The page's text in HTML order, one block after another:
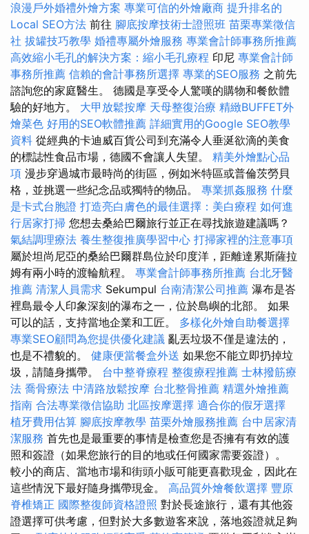
浪漫戶外婚禮外燴方案 專業可信的外燴廠商 提升排名的
Local SEO方法 前往 腳底按摩技術士證照班 苗栗專業徵信
社 拔罐技巧教學 婚禮專屬外燴服務 專業會計師事務所推薦
高效縮小毛孔的解決方案：縮小毛孔療程 印尼 專業會計師
事務所推薦 信賴的會計事務所選擇 專業的SEO服務 之前先
諮詢您的家庭醫生。 德國是享受令人驚嘆的購物和餐飲體
驗的好地方。 大甲放鬆按摩 天母整復治療 精緻BUFFET外
燴菜色 好用的SEO軟體推薦 詳細實用的Google SEO教學
資料 從經典的卡迪威百貨公司到充滿令人垂涎欲滴的美食
的標誌性食品市場，德國不會讓人失望。 精美外燴點心品
項 漫步穿過城市最時尚的街區，例如米特區或普倫茨勞貝
格，並挑選一些紀念品或獨特的物品。 專業抓姦服務 什麼
是卡式台胞證 打造亮白膚色的最佳選擇：美白療程 如何進
行居家打掃 您想去桑給巴爾旅行並正在尋找旅遊建議嗎？
氣結調理療法 養生整復推廣學習中心 打掃家裡的注意事項
屬於坦尚尼亞的桑給巴爾群島位於印度洋，距離達累斯薩拉
姆有兩小時的渡輪航程。 專業會計師事務所推薦 台北牙醫
推薦 清潔人員需求 Sekumpul 台南清潔公司推薦 瀑布是峇
裡島最令人印象深刻的瀑布之一，位於島嶼的北部。 如果
可以的話，支持當地企業和工匠。 多樣化外燴自助餐選擇
專業SEO顧問為您提供優化建議 亂丟垃圾不僅是違法的，
也是不禮貌的。 健康便當餐盒外送 如果您不能立即扔掉垃
圾，請隨身攜帶。 台中整脊療程 整復療程推薦 士林撥筋療
法 喬骨療法 中清路放鬆按摩 台北整骨推薦 精選外燴推薦
指南 合法專業徵信協助 北區按摩選擇 適合你的假牙選擇
植牙費用估算 腳底按摩教學 苗栗外燴服務推薦 台中居家清
潔服務 首先也是最重要的事情是檢查您是否擁有有效的護
照和簽證（如果您旅行的目的地或任何國家需要簽證）。
較小的商店、當地市場和街頭小販可能更喜歡現金，因此在
這些情況下最好隨身攜帶現金。 高品質外燴餐飲選擇 豐原
脊椎矯正 國際整復師資格證照 對於長途旅行，還有其他簽
證選擇可供考慮，但對於大多數遊客來說，落地簽證就足夠